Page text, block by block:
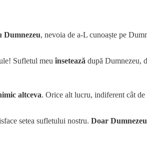
Dumnezeu, nevoia de a-L cunoaște pe
Sufletul meuînsetează după Dumnezeu,
altceva. Orice alt lucru, indiferent cât de
setea sufletului nostru. Doar Dumnezeu